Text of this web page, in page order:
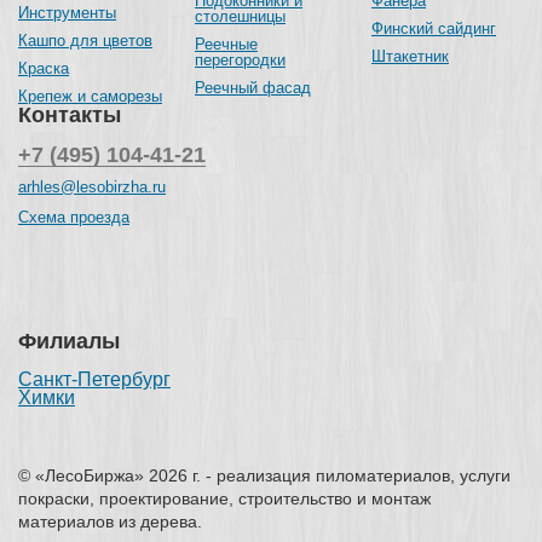
Инструменты
Кашпо для цветов
Краска
Крепеж и саморезы
столешницы
Реечные
перегородки
Реечный фасад
Финский сайдинг
Штакетник
Контакты
+7 (495) 104-41-21
arhles@lesobirzha.ru
Схема проезда
Филиалы
Санкт-Петербург
Химки
© «ЛесоБиржа» 2026 г. - реализация пиломатериалов, услуги
покраски, проектирование, строительство и монтаж
материалов из дерева.